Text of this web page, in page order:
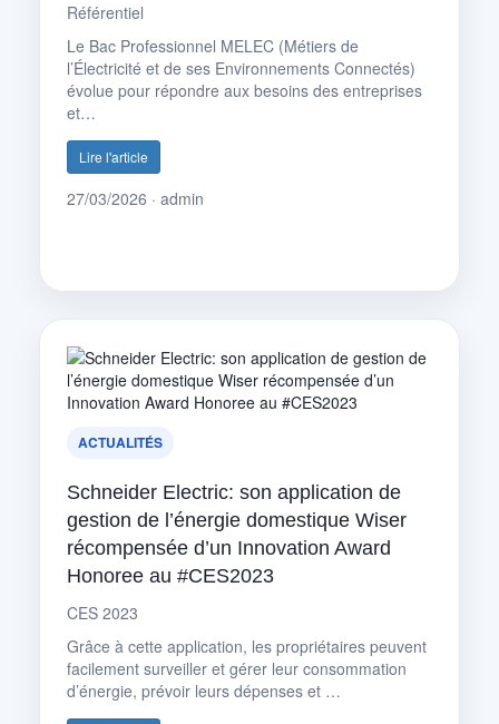
Référentiel
Le Bac Professionnel MELEC (Métiers de
l’Électricité et de ses Environnements Connectés)
évolue pour répondre aux besoins des entreprises
et…
Lire l'article
27/03/2026 · admin
ACTUALITÉS
Schneider Electric: son application de
gestion de l’énergie domestique Wiser
récompensée d’un Innovation Award
Honoree au #CES2023
CES 2023
Grâce à cette application, les propriétaires peuvent
facilement surveiller et gérer leur consommation
d’énergie, prévoir leurs dépenses et …